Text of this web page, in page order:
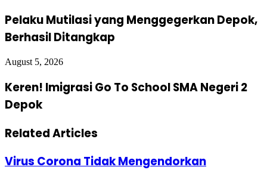
Pelaku Mutilasi yang Menggegerkan Depok,
Berhasil Ditangkap
August 5, 2026
Keren! Imigrasi Go To School SMA Negeri 2
Depok
Related Articles
Virus Corona Tidak Mengendorkan